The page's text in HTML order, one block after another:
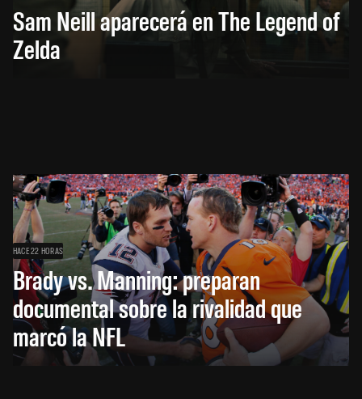
Sam Neill aparecerá en The Legend of
Zelda
HACE 22 HORAS
Brady vs. Manning: preparan
documental sobre la rivalidad que
marcó la NFL